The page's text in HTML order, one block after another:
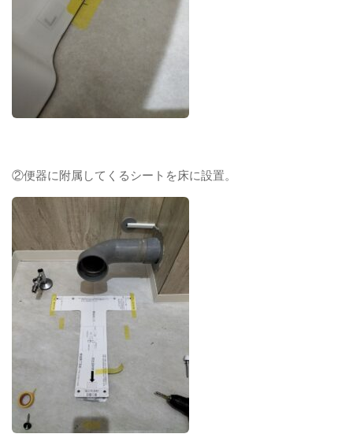
②便器に附属してくるシートを床に設置。